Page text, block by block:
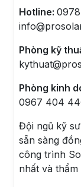
Hotline:
Phòng kỹ
Phòng kinh
0967 404
Đội ngũ kỹ
sẵn sàng
công trình
nhất và thẩm